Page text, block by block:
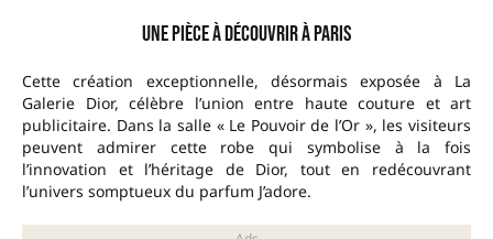
Une pièce à découvrir à Paris
Cette création exceptionnelle, désormais exposée à La
Galerie Dior, célèbre l’union entre haute couture et art
publicitaire. Dans la salle « Le Pouvoir de l’Or », les visiteurs
peuvent admirer cette robe qui symbolise à la fois
l’innovation et l’héritage de Dior, tout en redécouvrant
l’univers somptueux du parfum J’adore.